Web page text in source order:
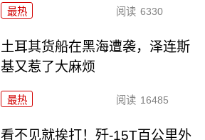
最热 阅读 6330
土耳其货船在黑海遭袭，泽连斯
基又惹了大麻烦
最热 阅读 16485
看不见就挨打！歼-15T百公里外